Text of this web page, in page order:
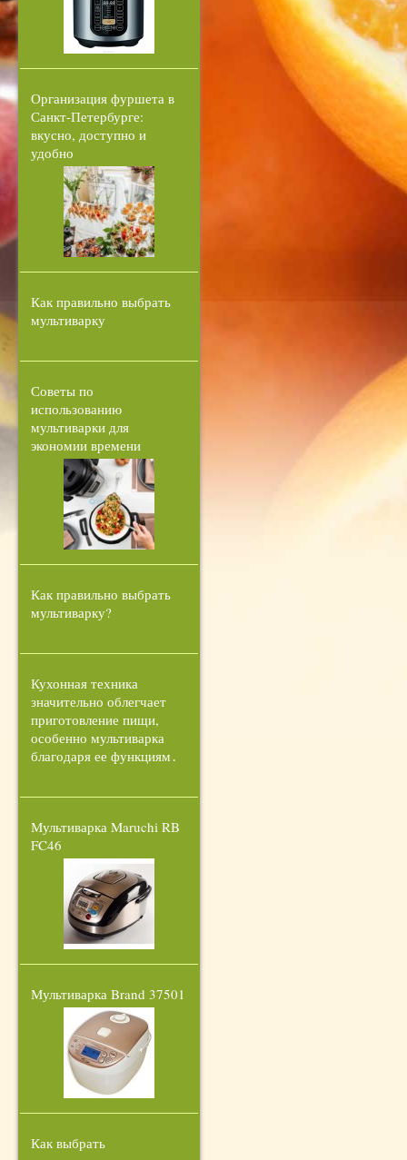
Организация фуршета в
Санкт-Петербурге:
вкусно, доступно и
удобно
Как правильно выбрать
мультиварку
Советы по
использованию
мультиварки для
экономии времени
Как правильно выбрать
мультиварку?
Кухонная техника
значительно облегчает
приготовление пищи,
особенно мультиварка
благодаря ее функциям․
Мультиварка Maruchi RB
FC46
Мультиварка Brand 37501
Как выбрать